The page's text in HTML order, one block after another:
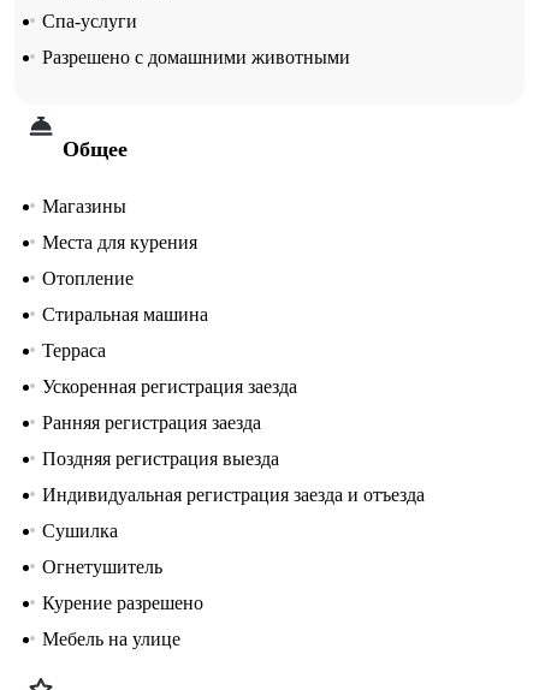
Спа-услуги
Разрешено с домашними животными
Общее
Магазины
Места для курения
Отопление
Стиральная машина
Терраса
Ускоренная регистрация заезда
Ранняя регистрация заезда
Поздняя регистрация выезда
Индивидуальная регистрация заезда и отъезда
Сушилка
Огнетушитель
Курение разрешено
Мебель на улице